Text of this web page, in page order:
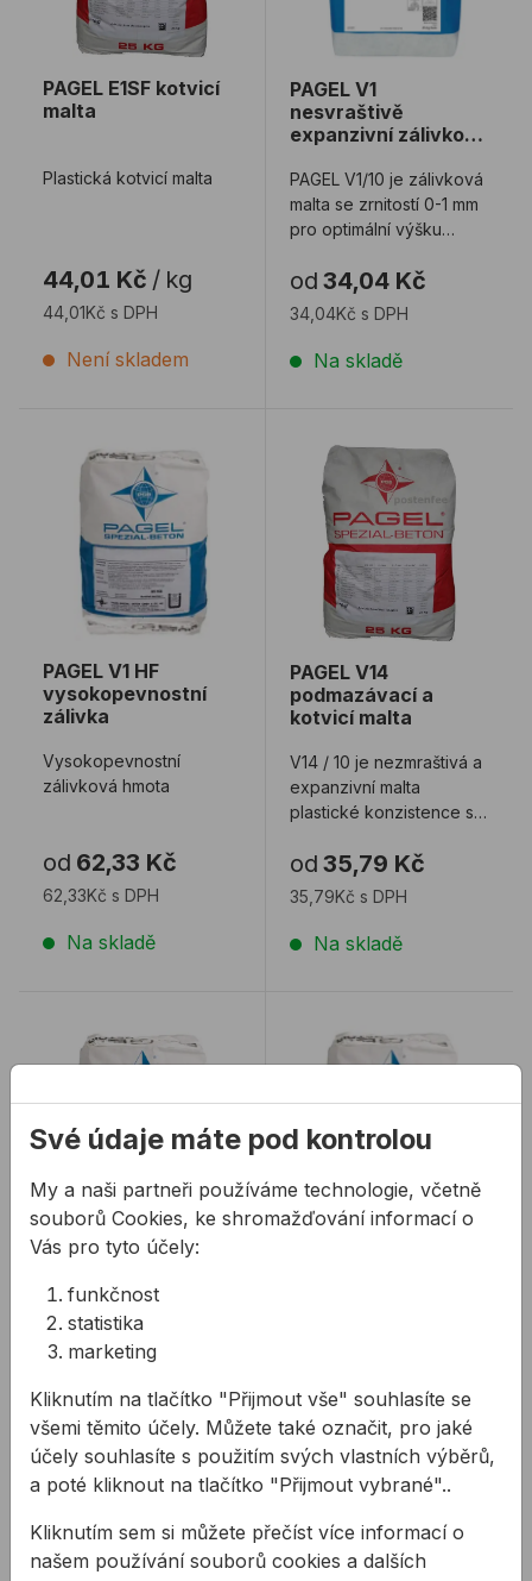
PAGEL E1SF kotvicí
malta
Plastická kotvicí malta
44,01 Kč / kg
44,01Kč s DPH
Není skladem
PAGEL V1
nesvraštivě
expanzivní zálivkové
PAGEL V1/10 je zálivková
malta se zrnitostí 0-1 mm
pro optimální výšku
mm PA ...
od 34,04 Kč
34,04Kč s DPH
Na skladě
PAGEL V1 HF vysokopevnostní zálivka
PAGEL V1 HF
vysokopevnostní
zálivka
Vysokopevnostní
zálivková hmota
od 62,33 Kč
62,33Kč s DPH
Na skladě
PAGEL V14 podmazávací
PAGEL V14
podmazávací a
kotvicí malta
V14 / 10 je nezmraštivá a
expanzivní malta
plastické konzistence se
je n ...
od 35,79 Kč
35,79Kč s DPH
Na skladě
PAGEL V2 rychlá zálivková hmota
PAGEL V2 rychlá
Nezmraštivě expanzivní
zálivkové hmoty
zatížitelné již po 2
hodinách (dokonce i při
od47,32 Kč
47,32Kč s DPH
Na skladě
Nesvraštivý a expanzivní
beton na velkoobjemové
kotvicí a zálivkové
práce. V80C45 zálivk ...
od34,23 Kč
34,23Kč s DPH
Není skladem
Své údaje máte pod kontrolou
My a naši partneři používáme technologie, včetně
souborů Cookies, ke shromažďování informací o
Vás pro tyto účely:
funkčnost
statistika
marketing
Kliknutím na tlačítko "Přijmout vše" souhlasíte se
všemi těmito účely. Můžete také označit, pro jaké
účely souhlasíte s použitím svých vlastních výběrů,
a poté kliknout na tlačítko "Přijmout vybrané"..
Kliknutím sem si můžete přečíst více informací o
našem používání souborů cookies a dalších